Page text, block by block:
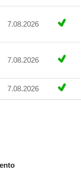
7.08.2026
7.08.2026
7.08.2026